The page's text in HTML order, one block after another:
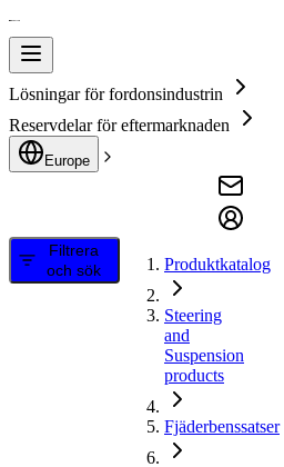
Lösningar för fordonsindustrin
Reservdelar för eftermarknaden
Europe
Filtrera
och sök
Produktkatalog
Steering
and
Suspension
products
Fjäderbenssatser